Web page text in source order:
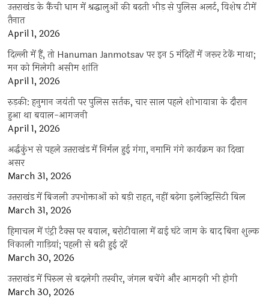
उत्तराखंड के कैंची धाम में श्रद्धालुओं की बढ़ती भीड़ से पुलिस अलर्ट, विशेष टीमें
तैनात
April 1, 2026
दिल्ली में हैं, तो Hanuman Janmotsav पर इन 5 मंदिरों में जरूर टेकें माथा;
मन को मिलेगी असीम शांति
April 1, 2026
रुड़की: हनुमान जयंती पर पुलिस सर्तक, चार साल पहले शोभायात्रा के दौरान
हुआ था बवाल-आगजनी
April 1, 2026
अर्द्धकुंभ से पहले उत्तराखंड में निर्मल हुई गंगा, नमामि गंगे कार्यक्रम का दिखा
असर
March 31, 2026
उत्तराखंड में बिजली उपभोक्ताओं को बड़ी राहत, नहीं बढ़ेगा इलेक्ट्रिसिटी बिल
March 31, 2026
हिमाचल में एंट्री टैक्स पर बवाल, बरोटीवाला में ढाई घंटे जाम के बाद बिना शुल्क
निकाली गाड़ियां; पहली से बढ़ी हुई दरें
March 30, 2026
उत्तराखंड में पिरुल से बदलेगी तस्वीर, जंगल बचेंगे और आमदनी भी होगी
March 30, 2026